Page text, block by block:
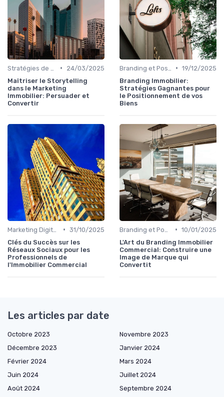
•
24/03/2025
Maîtriser le Storytelling
dans le Marketing
Immobilier: Persuader et
Convertir
• 19/12/2025
Branding Immobilier:
Stratégies Gagnantes pour
le Positionnement de vos
Biens
• 31/10/2025
Clés du Succès sur les
Réseaux Sociaux pour les
Professionnels de
l'Immobilier Commercial
• 10/01/2025
L'Art du Branding Immobilier
Commercial: Construire une
Image de Marque qui
Convertit
Les articles par date
Octobre 2023
Novembre 2023
Décembre 2023
Janvier 2024
Février 2024
Mars 2024
Juin 2024
Juillet 2024
Août 2024
Septembre 2024